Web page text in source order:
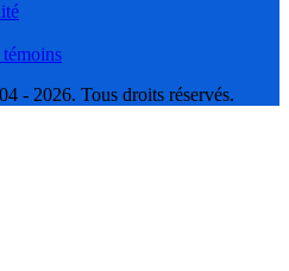
témoins
- 2026. Tous droits réservés.